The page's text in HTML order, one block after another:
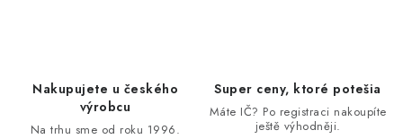
Nakupujete u českého
výrobcu
Na trhu sme od roku 1996.
Super ceny, ktoré potešia
Máte IČ? Po registraci nakoupíte
ještě výhodněji.